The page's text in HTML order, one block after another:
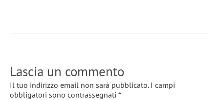
Lascia un commento
Il tuo indirizzo email non sarà pubblicato. I campi
obbligatori sono contrassegnati *